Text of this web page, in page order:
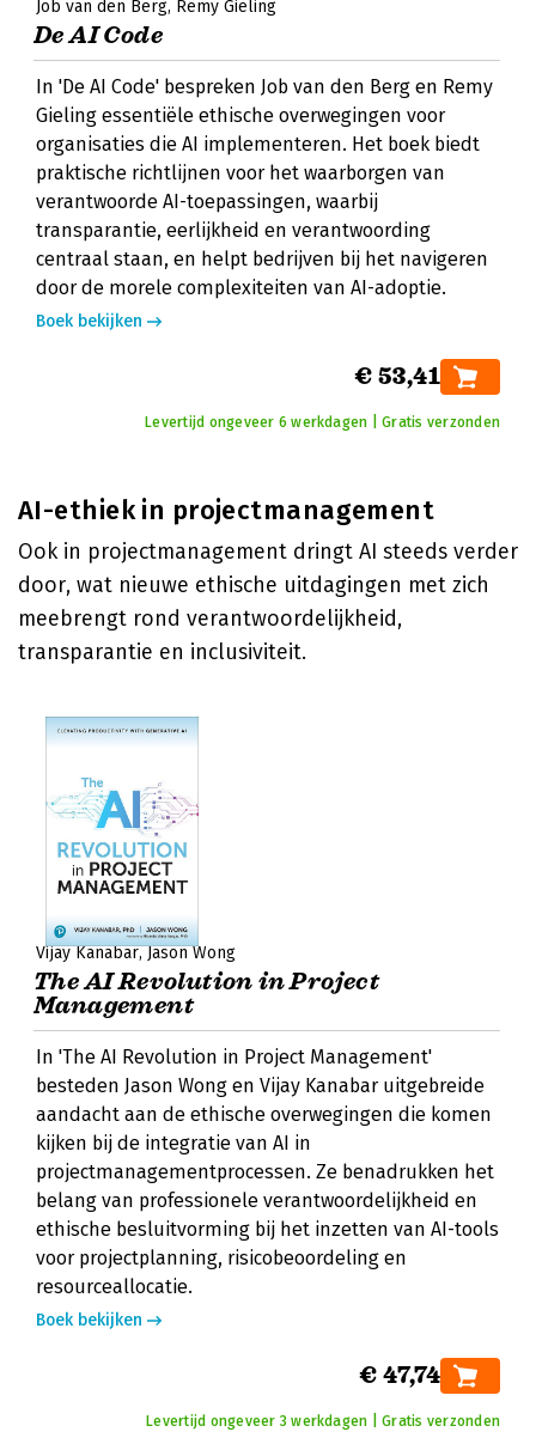
Job van den Berg Remy Gieling
De AI Code
In 'De AI Code' bespreken Job van den Berg en Remy
Gieling essentiële ethische overwegingen voor
organisaties die AI implementeren. Het boek biedt
praktische richtlijnen voor het waarborgen van
verantwoorde AI-toepassingen, waarbij
transparantie, eerlijkheid en verantwoording
centraal staan, en helpt bedrijven bij het navigeren
door de morele complexiteiten van AI-adoptie.
Boek bekijken
€ 53,41
Levertijd ongeveer 6 werkdagen | Gratis verzonden
AI-ethiek in projectmanagement
Ook in projectmanagement dringt AI steeds verder
door, wat nieuwe ethische uitdagingen met zich
meebrengt rond verantwoordelijkheid,
transparantie en inclusiviteit.
Vijay Kanabar Jason Wong
The AI Revolution in Project
Management
In 'The AI Revolution in Project Management'
besteden Jason Wong en Vijay Kanabar uitgebreide
aandacht aan de ethische overwegingen die komen
kijken bij de integratie van AI in
projectmanagementprocessen. Ze benadrukken het
belang van professionele verantwoordelijkheid en
ethische besluitvorming bij het inzetten van AI-tools
voor projectplanning, risicobeoordeling en
resourceallocatie.
Boek bekijken
€ 47,74
Levertijd ongeveer 3 werkdagen | Gratis verzonden